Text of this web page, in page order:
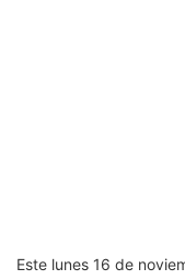
Este lunes 16 de